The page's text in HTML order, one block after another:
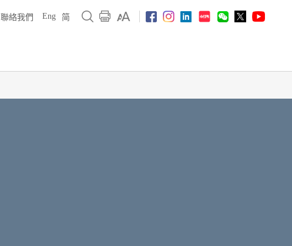
聯絡我們 Eng 简